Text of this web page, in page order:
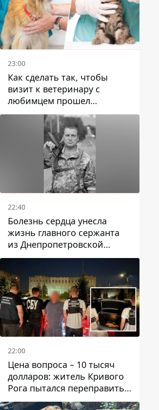
23:00
Как сделать так, чтобы
визит к ветеринару с
любимцем прошел
спокойно: простые советы
22:40
Болезнь сердца унесла
жизнь главного сержанта
из Днепропетровской
области Юрия Свистуна
22:00
Цена вопроса – 10 тысяч
долларов: житель Кривого
Рога пытался переправить
мужчину в Словакию